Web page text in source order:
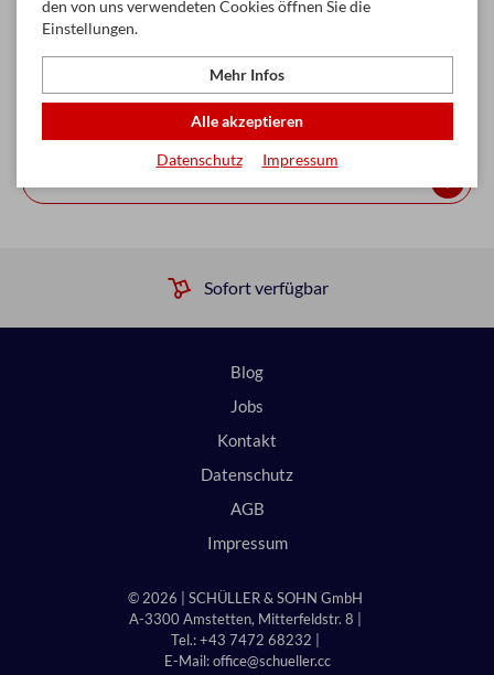
Diese Kategorie richtet sich ausschließlich an gewerbliche
Zigaretten gemäß den geltenden gesetzlichen Bestimmungen.
Produktdetails, technische Angaben und Preise sind nur für
registrierte Geschäftskunden nach Anmeldung einsehbar.
Sofort verfügbar
© 2026 | SCHÜLLER & SOHN GmbH
A-3300 Amstetten, Mitterfeldstr. 8 |
Tel.: +43 7472 68232 |
E-Mail:office@schueller.cc
Blog
Jobs
Kontakt
Datenschutz
AGB
Impressum
den von uns verwendeten Cookies öffnen Sie die
Einstellungen.
Mehr Infos
Alle akzeptieren
Datenschutz Impressum